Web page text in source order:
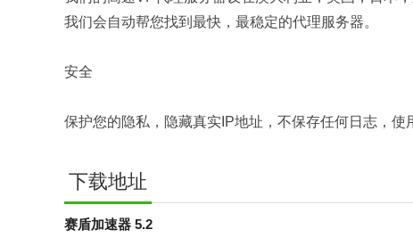
我们会自动帮您找到最快，最稳定的代理服务器。
安全
保护您的隐私，隐藏真实IP地址，不保存任何日志，使
下载地址
赛盾加速器 5.2